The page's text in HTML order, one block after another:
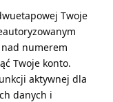
Twoje
numerem
Twoje konto.
aktywnej dla
danych i